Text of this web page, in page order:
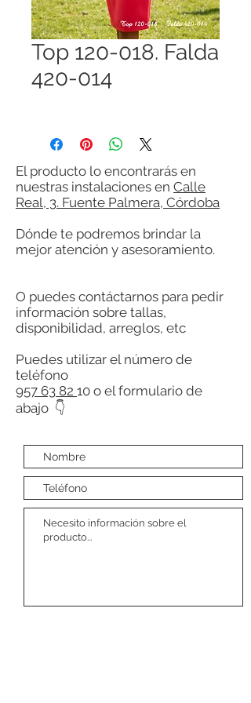
Top 120-018. Falda
420-014
El producto lo encontrarás en
nuestras instalaciones en Calle
Real, 3. Fuente Palmera, Córdoba
Dónde te podremos brindar la
mejor atención y asesoramiento.
O puedes contáctarnos para pedir
información sobre tallas,
disponibilidad, arreglos, etc
Puedes utilizar el número de
teléfono
957 63 82 10 o el formulario de
abajo 👇